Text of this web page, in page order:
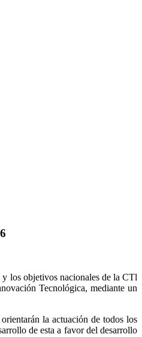
los objetivos nacionales de la CTl
Tecnológica, mediante un
la actuación de todos los
de esta a favor del desarrollo